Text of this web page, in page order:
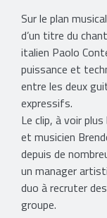
Sur le plan
d’un titre du
italien Paolo
puissance et
entre les deux
expressifs.
Le clip, à voir
et musicien
depuis de
un manager
duo à recruter
groupe.